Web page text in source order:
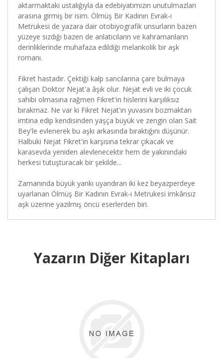
aktarmaktaki ustalığıyla da edebiyatımızın unutulmazları
arasına girmiş bir isim. Ölmüş Bir Kadının Evrak-ı
Metrukesi de yazara dair otobiyografik unsurların bazen
yüzeye sızdığı bazen de anlatıcıların ve kahramanların
derinliklerinde muhafaza edildiği melankolik bir aşk
romanı.
Fikret hastadır. Çektiği kalp sancılarına çare bulmaya
çalışan Doktor Nejat'a âşık olur. Nejat evli ve iki çocuk
sahibi olmasına rağmen Fikret'in hislerini karşılıksız
bırakmaz. Ne var ki Fikret Nejat'ın yuvasını bozmaktan
imtina edip kendisinden yaşça büyük ve zengin olan Sait
Bey'le evlenerek bu aşkı arkasında bıraktığını düşünür.
Halbuki Nejat Fikret'in karşısına tekrar çıkacak ve
karasevda yeniden alevlenecektir hem de yakınındaki
herkesi tutuşturacak bir şekilde...
Zamanında büyük yankı uyandıran iki kez beyazperdeye
uyarlanan Ölmüş Bir Kadının Evrak-ı Metrukesi imkânsız
aşk üzerine yazılmış öncü eserlerden biri.
Yazarın Diğer Kitapları